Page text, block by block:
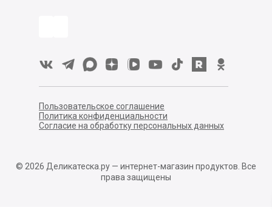
Пользовательское соглашение
Политика конфиденциальности
Согласие на обработку персональных данных
© 2026 Деликатеска.ру — интернет-магазин продуктов. Все
права защищены